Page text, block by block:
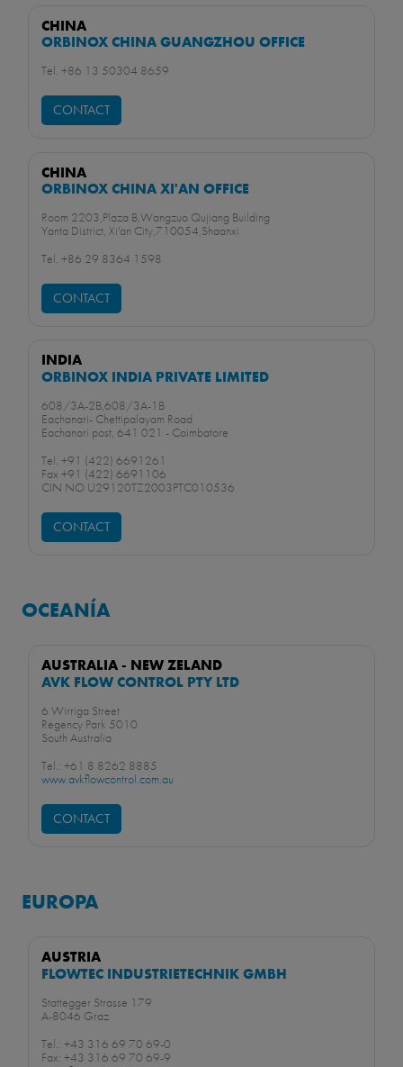
CHINA
ORBINOX CHINA GUANGZHOU OFFICE
Tel. +86 13 50304 8659​
CONTACT
CHINA
ORBINOX CHINA XI'AN OFFICE
Room 2203,Plaza B,Wangzuo Qujiang Building
Yanta District, Xi'an City,710054,Shaanxi
Tel. +86 29 8364 1598
CONTACT
INDIA
ORBINOX INDIA PRIVATE LIMITED
608/3A-2B,608/3A-1B
Eachanari- Chettipalayam Road
Eachanari post, 641 021 - Coimbatore
Tel. +91 (422) 6691261
Fax +91 (422) 6691106
CIN NO U29120TZ2003PTC010536
CONTACT
OCEANÍA
AUSTRALIA - NEW ZELAND
AVK FLOW CONTROL PTY LTD
6 Wirriga Street
Regency Park 5010
South Australia
Tel.: +61 8 8262 8885
www.avkflowcontrol.com.au
CONTACT
EUROPA
AUSTRIA
FLOWTEC INDUSTRIETECHNIK GMBH
Stattegger Strasse 179
A-8046 Graz
Tel.: +43 316 69 70 69-0
Fax: +43 316 69 70 69-9